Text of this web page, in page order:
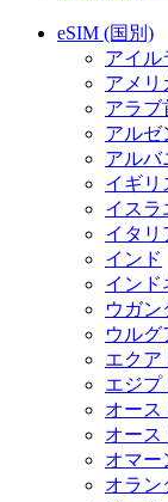
eSIM (国別)
アイル
アメリ
アラブ
アルゼ
アルバ
イギリ
イスラ
イタリ
インド
インド
ウガン
ウルグ
エクア
エジプ
オース
オース
オマー
オラン